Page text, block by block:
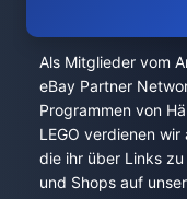
Als Mitglieder vom
eBay Partner
Programmen von
LEGO verdienen
die ihr über Links
und Shops auf